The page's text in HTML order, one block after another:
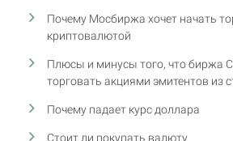
Почему Мосбиржа хочет начать
криптовалютой
Плюсы и минусы того, что биржа
торговать акциями эмитентов из
Почему падает курс доллара
Стоит ли покупать валюту